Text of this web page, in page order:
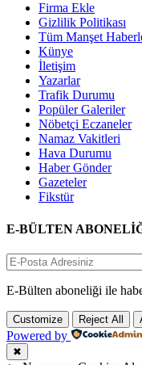
Firma Ekle
Gizlilik Politikası
Tüm Manşet
Künye
İletişim
Yazarlar
Trafik Durumu
Popüler Galeriler
Nöbetçi Eczaneler
Namaz Vakitleri
Hava Durumu
Haber Gönder
Gazeteler
Fikstür
E-BÜLTEN
E-Bülten aboneliği ile
Customize Reject All
Powered by
✖